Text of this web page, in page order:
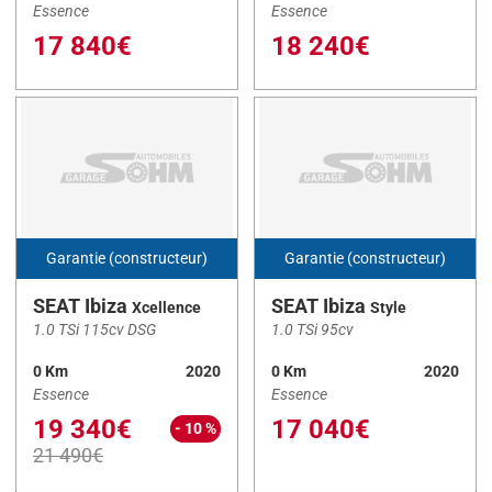
Ibiza
KADJAR
KUGA (1)
MACAN (1)
MEGANE IV (16)
MG3 (1)
MOKKA (2)
Niro
PARTNER
Rifter
Essence
17 840€
Essence
18 240€
Garantie (constructeur)
SEAT Ibiza Xcellence
1.0 TSi 115cv DSG
0 Km
2020
Essence
19 340€
21 490€
- 10 %
Garantie (constructeur)
SEAT Ibiza Style
1.0 TSi 95cv
0 Km
2020
Essence
17 040€